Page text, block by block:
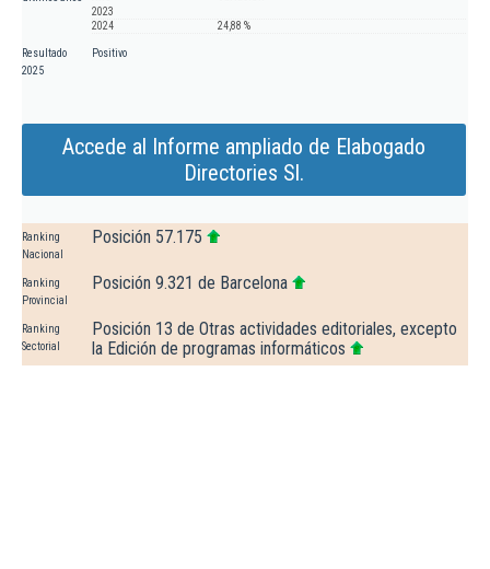
2023
2024
24,88 %
Resultado
2025
Positivo
Accede al Informe ampliado de Elabogado
Directories Sl.
Ranking
Nacional
Posición 57.175
Ranking
Provincial
Posición 9.321 de Barcelona
Ranking
Sectorial
Posición 13 de Otras actividades editoriales, excepto
la Edición de programas informáticos